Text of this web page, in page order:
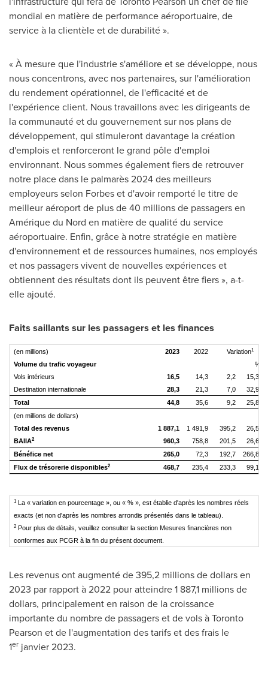
mondial en matière de performance aéroportuaire, de
service à la clientèle et de durabilité ».
« À mesure que l'industrie s'améliore et se développe, nous
nous concentrons, avec nos partenaires, sur l'amélioration
du rendement opérationnel, de l'efficacité et de
l'expérience client. Nous travaillons avec les dirigeants de
la communauté et du gouvernement sur nos plans de
développement, qui stimuleront davantage la création
d'emplois et renforceront le grand pôle d'emploi
environnant. Nous sommes également fiers de retrouver
notre place dans le palmarès 2024 des meilleurs
employeurs selon Forbes et d'avoir remporté le titre de
meilleur aéroport de plus de 40 millions de passagers en
Amérique du Nord en matière de qualité du service
aéroportuaire. Enfin, grâce à notre stratégie en matière
d'environnement et de ressources humaines, nos employés
et nos passagers vivent de nouvelles expériences et
obtiennent des résultats dont ils peuvent être fiers », a-t-
elle ajouté.
Faits saillants sur les passagers et les finances
(en millions) 2023 2022 Variation1
Volume du trafic voyageur
%
Vols intérieurs
16,5 14,3 2,2
15,3
Destination internationale
28,3 21,3 7,0
32,9
Total
44,8 35,6 9,2
25,8
(en millions de dollars)
Total des revenus
1 887,1 1 491,9 395,2
26,5
BAIIA2 960,3 758,8 201,5
26,6
Bénéfice net
265,0 72,3 192,7 266,8
Flux de trésorerie disponibles2 468,7 235,4 233,3 99,1
1La « variation en pourcentage », ou « % », est établie d'après les nombres réels
exacts (et non d'après les nombres arrondis présentés dans le tableau).
2Pour plus de détails, veuillez consulter la section Mesures financières non
conformes aux PCGR à la fin du présent document.
Les revenus ont augmenté de 395,2 millions de dollars en
2023 par rapport à 2022 pour atteindre 1 887,1 millions de
dollars, principalement en raison de la croissance
importante du nombre de passagers et de vols à Toronto
Pearson et de l'augmentation des tarifs et des frais le
1er janvier 2023.